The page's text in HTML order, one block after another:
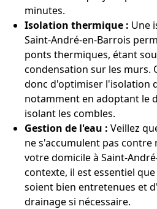
minutes.
Isolation thermique : Une
Saint-André-en-Barrois
ponts thermiques, étant
condensation sur les murs.
donc d'optimiser l'isolation
notamment en adoptant le
isolant les combles.
Gestion de l'eau : Veillez
ne s'accumulent pas
votre domicile à Saint-
contexte, il est essentiel
soient bien entretenues et
drainage si nécessaire.